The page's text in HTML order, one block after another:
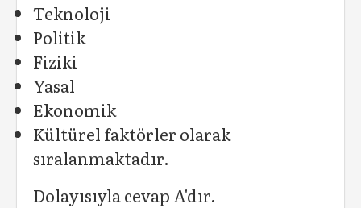
Teknoloji
Politik
Fiziki
Yasal
Ekonomik
Kültürel faktörler olarak
sıralanmaktadır.
Dolayısıyla cevap A'dır.